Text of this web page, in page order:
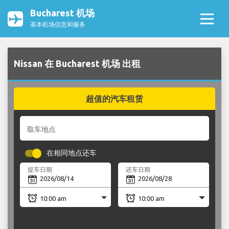
Bucharest 机场
基本机场信息和服务
Nissan 在 Bucharest 机场 出租
超值的汽车租赁
取车地点
在相同地点还车
提车日期 还车日期